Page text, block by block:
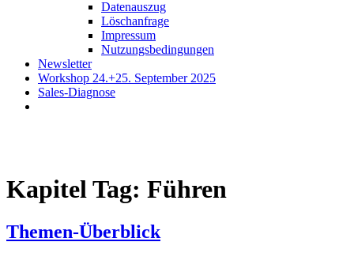
Datenauszug
Löschanfrage
Impressum
Nutzungsbedingungen
Newsletter
Workshop 24.+25. September 2025
Sales-Diagnose
Kapitel Tag: Führen
Themen-Überblick